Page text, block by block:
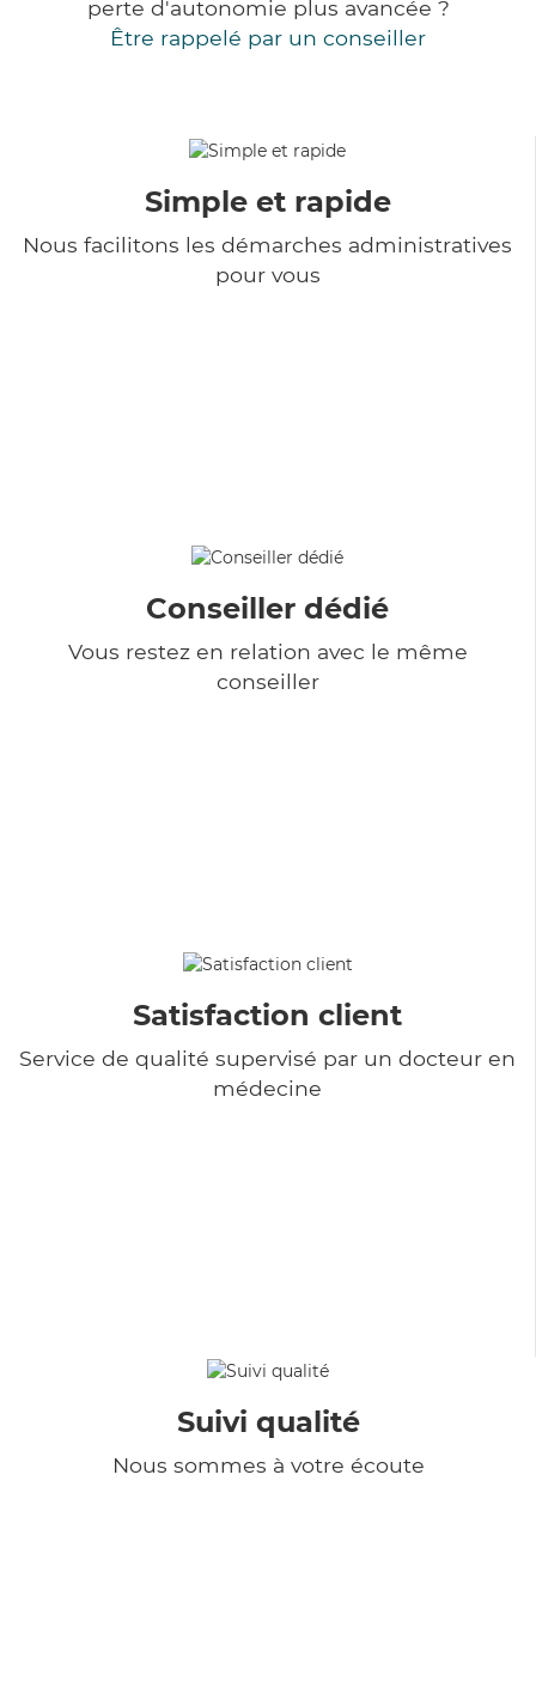
perte d'autonomie plus avancée ?
Être rappelé par un conseiller
Simple et rapide
Nous facilitons les démarches administratives
pour vous
Conseiller dédié
Vous restez en relation avec le même
conseiller
Satisfaction client
Service de qualité supervisé par un docteur en
médecine
Suivi qualité
Nous sommes à votre écoute